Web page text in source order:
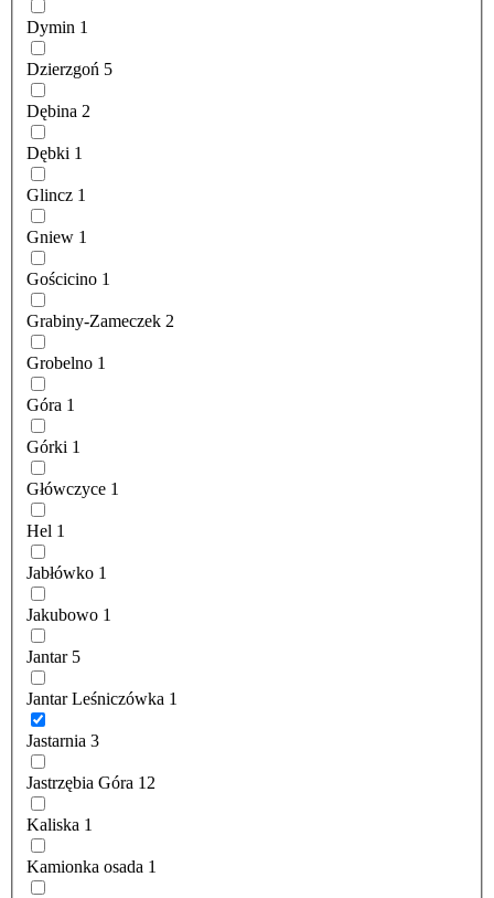
Dymin 1
Dzierzgoń 5
Dębina 2
Dębki 1
Glincz 1
Gniew 1
Gościcino 1
Grabiny-Zameczek 2
Grobelno 1
Góra 1
Górki 1
Główczyce 1
Hel 1
Jabłówko 1
Jakubowo 1
Jantar 5
Jantar Leśniczówka 1
Jastarnia 3
Jastrzębia Góra 12
Kaliska 1
Kamionka osada 1